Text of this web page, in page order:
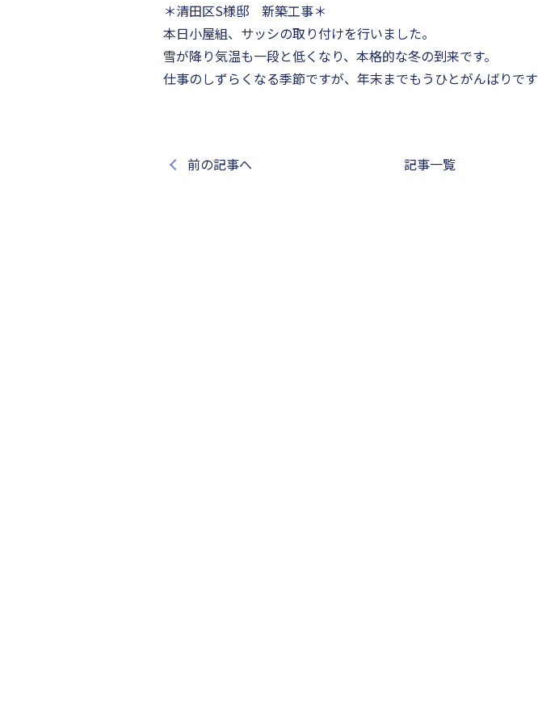
＊清田区S様邸 新築工事＊
本日小屋組、サッシの取り付けを行いました。
雪が降り気温も一段と低くなり、本格的な冬の到来です。
仕事のしずらくなる季節ですが、年末までもうひとがんばりです
前の記事へ 記事一覧